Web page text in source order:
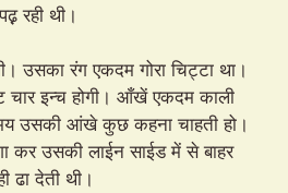
रही थी।
उसका रंग एकदम गोरा चिट्टा था।
इन्च होगी। आँखें एकदम काली
उसकी आंखे कुछ कहना चाहती हो।
कर उसकी लाईन साईड में से बाहर
ढा देती थी।